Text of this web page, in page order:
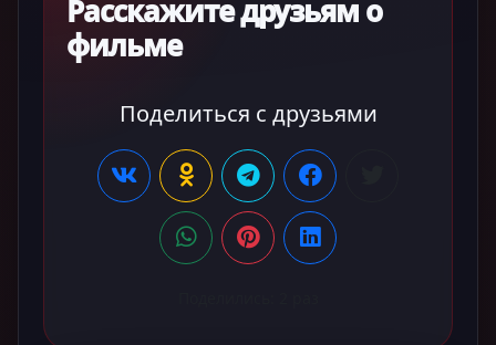
Расскажите друзьям о
фильме
Поделиться с друзьями